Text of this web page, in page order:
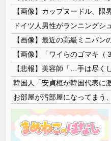
【画像】カップヌードル、限
【画像】最近の高級ミニバン
【画像】「ワイらのゴマキ（
【悲報】美容師「…手は尽
お部屋が汚部屋になってまう、